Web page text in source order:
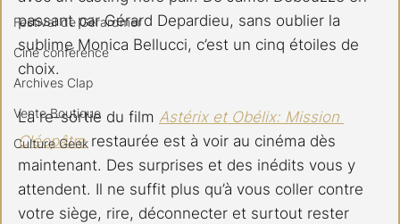
Festival de Gérardmer
Ciné conférence
Archives Clap
Vente Boutique
Culture Geek
passant par Gérard Depardieu, sans oublier la
sublime Monica Bellucci, c’est un cinq étoiles de
choix.
La re-sortie du film Astérix et Obélix: Mission
Cléopâtre restaurée est à voir au cinéma dès
maintenant. Des surprises et des inédits vous y
attendent. Il ne suffit plus qu’à vous coller contre
votre siège, rire, déconnecter et surtout rester